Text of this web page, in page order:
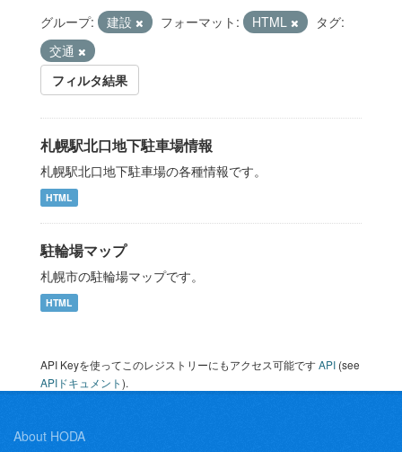
グループ: 建設 フォーマット: HTML
タグ:
交通
フィルタ結果
札幌駅北口地下駐車場情報
札幌駅北口地下駐車場の各種情報です。
HTML
駐輪場マップ
札幌市の駐輪場マップです。
HTML
API Keyを使ってこのレジストリーにもアクセス可能ですAPI (see
APIドキュメント).
About HODA